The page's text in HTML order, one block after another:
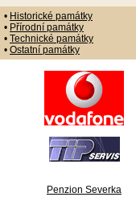
• Historické památky
• Přírodní památky
• Technické památky
• Ostatní památky
Penzion Severka